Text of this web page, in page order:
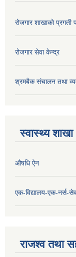
रोजगार शाखाको
रोजगार सेवा केन्द्र
श्रमबैक संचालन तथा
स्वास्थ्य शाखा
औषधि ऐन
एक-विद्यालय-एक-नर्स-
राजश्व तथा